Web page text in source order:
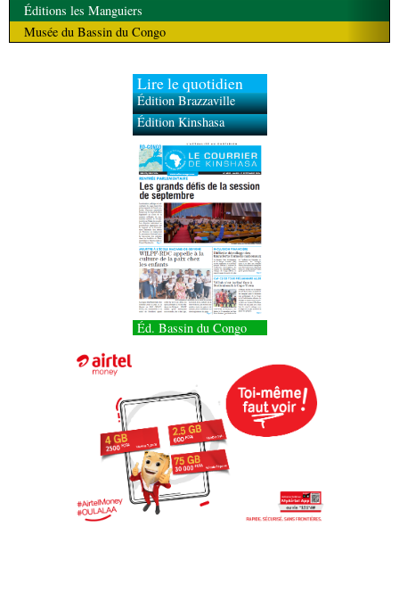
Éditions les Manguiers
Musée du Bassin du Congo
Lire le quotidien
Édition Brazzaville
Édition Kinshasa
Éd. Bassin du Congo